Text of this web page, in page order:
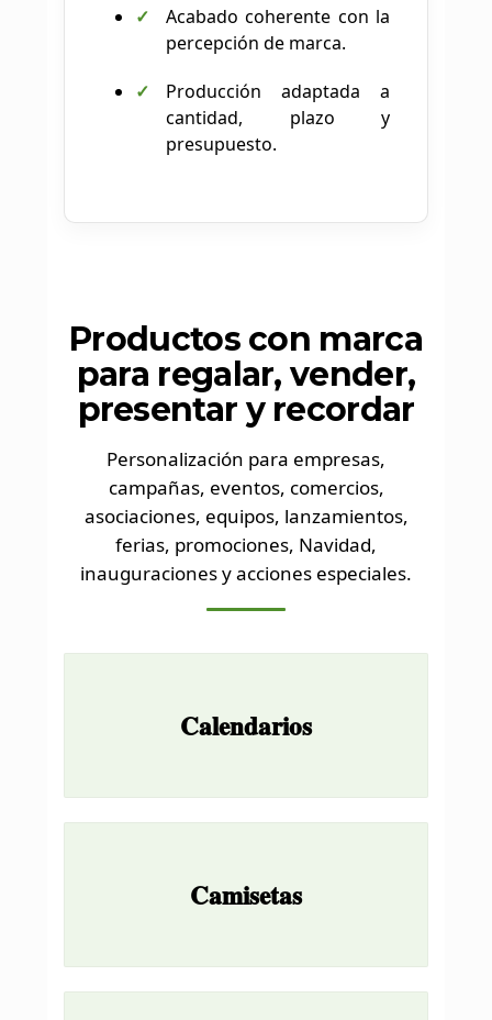
Acabado coherente con la
percepción de marca.
Producción adaptada a
cantidad, plazo y
presupuesto.
Productos con marca
para regalar, vender,
presentar y recordar
Personalización para empresas,
campañas, eventos, comercios,
asociaciones, equipos, lanzamientos,
ferias, promociones, Navidad,
inauguraciones y acciones especiales.
Calendarios
Camisetas